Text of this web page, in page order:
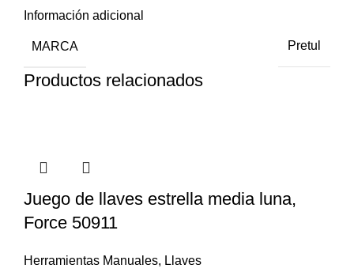
Información adicional
MARCA Pretul
Productos relacionados
Juego de llaves estrella media luna,
Force 50911
Herramientas Manuales, Llaves